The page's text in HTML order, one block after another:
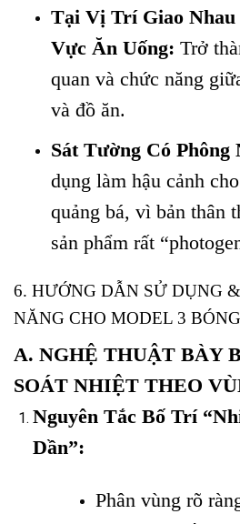
Tại Vị Trí Giao
Vực Ăn Uống: Trở
quan và chức năng
và đồ ăn.
Sát Tường Có Phông
dụng làm hậu cảnh
quảng bá, vì bản thân
sản phẩm rất
6. HƯỚNG DẪN SỬ DỤNG
NĂNG CHO MODEL 3 BÓNG
A. NGHỆ THUẬT BÀY
SOÁT NHIỆT THEO
Nguyên Tắc Bố Trí
Dần”:
Phân vùng rõ